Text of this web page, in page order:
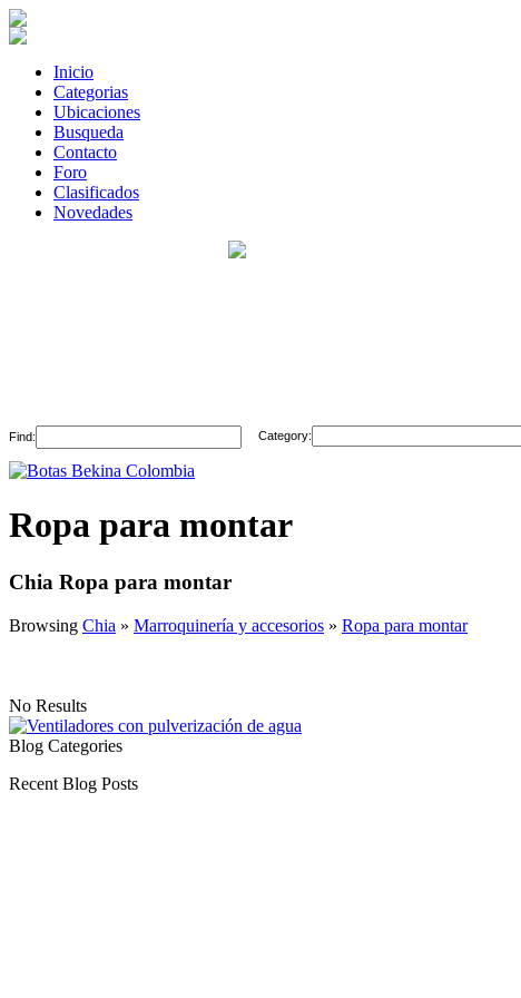
Inicio
Categorias
Ubicaciones
Busqueda
Contacto
Foro
Clasificados
Novedades
Find: Category:
Ropa para montar
Chia Ropa para montar
Browsing Chia » Marroquinería y accesorios » Ropa para montar
No Results
Blog Categories
Recent Blog Posts